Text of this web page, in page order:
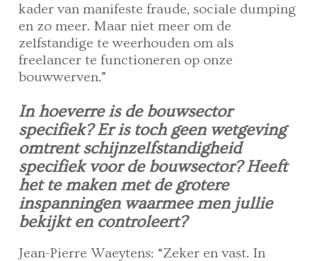
kader van manifeste fraude, sociale dumping
en zo meer. Maar niet meer om de
zelfstandige te weerhouden om als
freelancer te functioneren op onze
bouwwerven.”
In hoeverre is de bouwsector
specifiek? Er is toch geen wetgeving
omtrent schijnzelfstandigheid
specifiek voor de bouwsector? Heeft
het te maken met de grotere
inspanningen waarmee men jullie
bekijkt en controleert?
Jean-Pierre Waeytens: “Zeker en vast. In